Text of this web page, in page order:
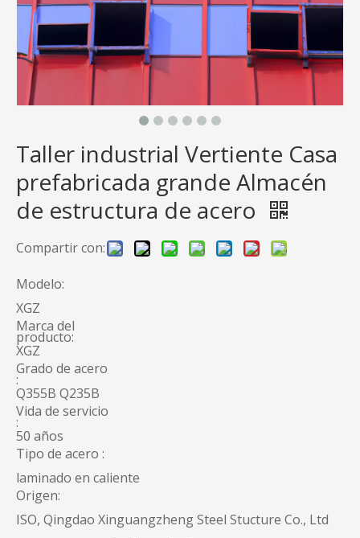
Taller industrial Vertiente Casa
prefabricada grande Almacén
de estructura de acero
Compartir con:
Modelo:
XGZ
Marca del
producto:
XGZ
Grado de acero
:
Q355B Q235B
Vida de servicio
:
50 años
Tipo de acero :
laminado en caliente
Origen:
ISO, Qingdao Xinguangzheng Steel Stucture Co., Ltd